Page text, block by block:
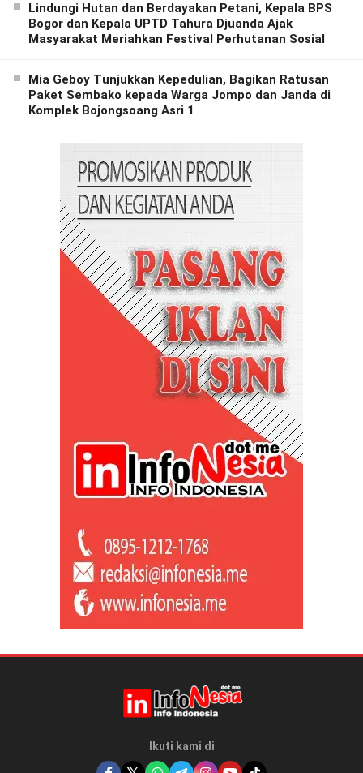
Lindungi Hutan dan Berdayakan Petani, Kepala BPS
Bogor dan Kepala UPTD Tahura Djuanda Ajak
Masyarakat Meriahkan Festival Perhutanan Sosial
Mia Geboy Tunjukkan Kepedulian, Bagikan Ratusan
Paket Sembako kepada Warga Jompo dan Janda di
Komplek Bojongsoang Asri 1
Ikuti kami di